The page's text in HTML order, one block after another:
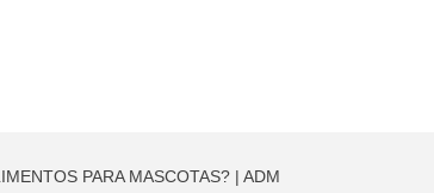
PARA MASCOTAS? | ADM